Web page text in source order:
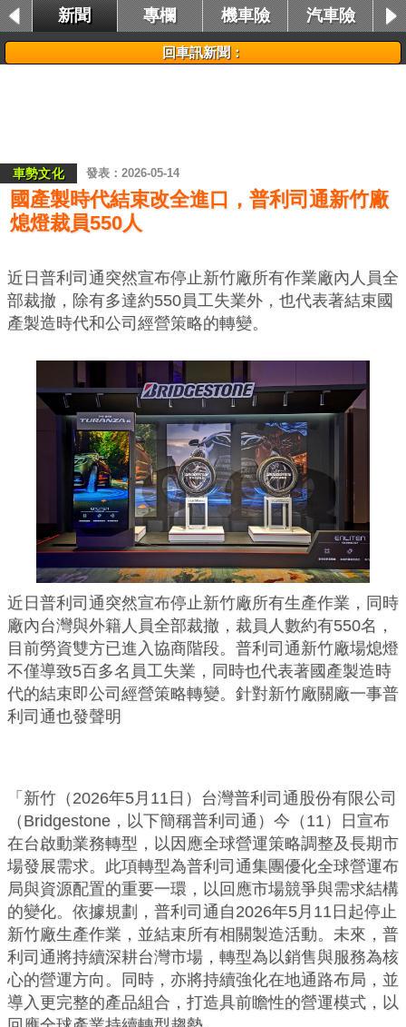
新聞 專欄 機車險
汽車險
租車險
回車訊新聞：
車勢文化 2026-05-14
國產製時代結束改全進口，普利司通新竹廠
熄燈裁員550人
近日普利司通突然宣布停止新竹廠所有作業廠內人員全
部裁撤，除有多達約550員工失業外，也代表著結束國
產製造時代和公司經營策略的轉變。
近日普利司通突然宣布停止新竹廠所有生產作業，同時
廠內台灣與外籍人員全部裁撤，裁員人數約有550名，
目前勞資雙方已進入協商階段。普利司通新竹廠場熄燈
不僅導致5百多名員工失業，同時也代表著國產製造時
代的結束即公司經營策略轉變。針對新竹廠關廠一事普
利司通也發聲明
「新竹（2026年5月11日）台灣普利司通股份有限公司
（Bridgestone，以下簡稱普利司通）今（11）日宣布
在台啟動業務轉型，以因應全球營運策略調整及長期市
場發展需求。此項轉型為普利司通集團優化全球營運布
局與資源配置的重要一環，以回應市場競爭與需求結構
的變化。依據規劃，普利司通自2026年5月11日起停止
新竹廠生產作業，並結束所有相關製造活動。未來，普
利司通將持續深耕台灣市場，轉型為以銷售與服務為核
心的營運方向。同時，亦將持續強化在地通路布局，並
導入更完整的產品組合，打造具前瞻性的營運模式，以